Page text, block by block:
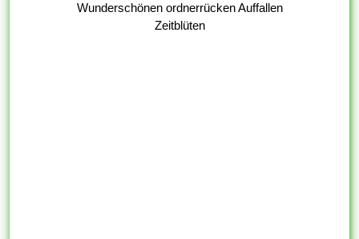
Wunderschönen ordnerrücken Auffallen
Zeitblüten